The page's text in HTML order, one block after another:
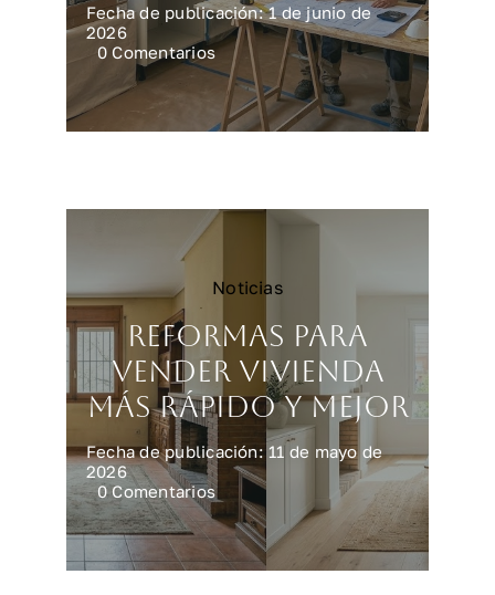
Fecha de publicación: 1 de junio de
2026
0 Comentarioson
Reformar
una
cocina
en
claves
Noticias
Reformas para
vender vivienda
más rápido y mejor
Fecha de publicación: 11 de mayo de
2026
0 Comentarioson
Reformas
para
vender
vivienda